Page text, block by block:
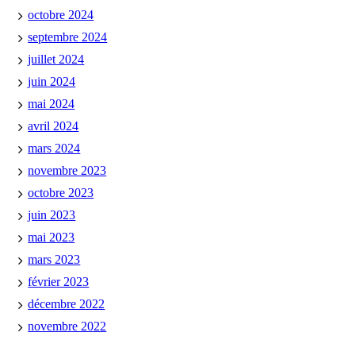
octobre 2024
septembre 2024
juillet 2024
juin 2024
mai 2024
avril 2024
mars 2024
novembre 2023
octobre 2023
juin 2023
mai 2023
mars 2023
février 2023
décembre 2022
novembre 2022